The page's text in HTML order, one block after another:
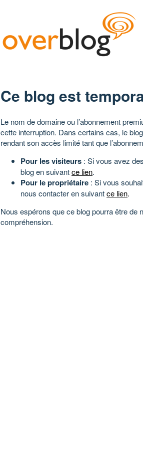
Ce blog est
Le nom de domaine ou l’abonnement
cette interruption. Dans certains cas, le
rendant son accès limité tant que
Pour les visiteurs : Si vous avez
blog en suivantce lien.
Pour le propriétaire : Si vous
nous contacter en suivantce lien.
Nous espérons que ce blog pourra être
compréhension.